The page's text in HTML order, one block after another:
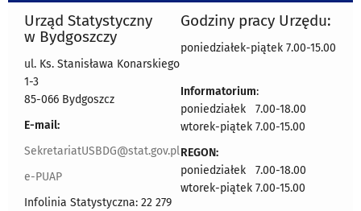
Urząd Statystyczny
w Bydgoszczy
ul. Ks. Stanisława Konarskiego
1-3
85-066 Bydgoszcz
E-mail:
SekretariatUSBDG@stat.gov.pl
e-PUAP
Infolinia Statystyczna: 22 279
Godziny pracy Urzędu:
poniedziałek-piątek 7.00-15.00
Informatorium:
poniedziałek 7.00-18.00
wtorek-piątek 7.00-15.00
REGON:
poniedziałek 7.00-18.00
wtorek-piątek 7.00-15.00